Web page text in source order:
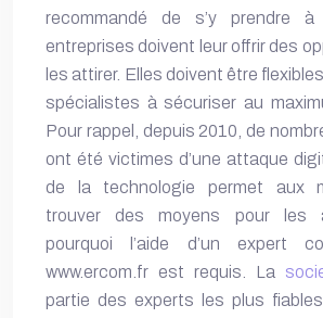
recommandé de s’y prendre à
entreprises doivent leur offrir des
les attirer. Elles doivent être
spécialistes à sécuriser au
Pour rappel, depuis 2010, de
ont été victimes d’une attaque
de la technologie permet aux
trouver des moyens pour les
pourquoi l’aide d’un expert
www.ercom.fr est requis. La
partie des experts les plus